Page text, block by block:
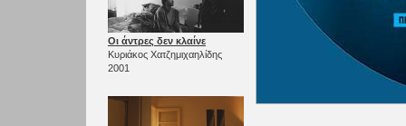
Οι άντρες δεν κλαίνε
Κυριάκος Χατζημιχαηλίδης
2001